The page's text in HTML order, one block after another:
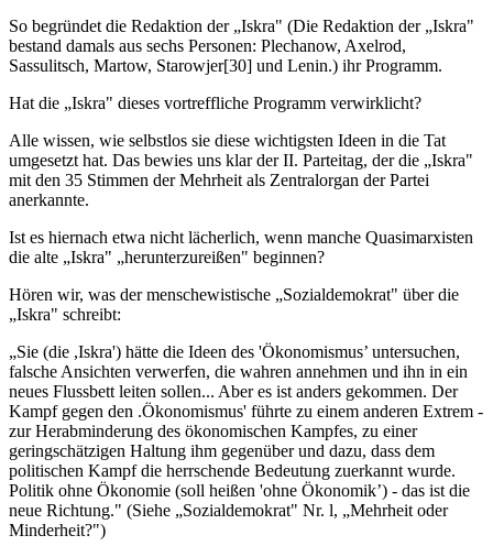
So begründet die Redaktion der „Iskra" (Die Redaktion der „Iskra"
bestand damals aus sechs Personen: Plechanow, Axelrod,
Sassulitsch, Martow, Starowjer[30] und Lenin.) ihr Programm.
Hat die „Iskra" dieses vortreffliche Programm verwirklicht?
Alle wissen, wie selbstlos sie diese wichtigsten Ideen in die Tat
umgesetzt hat. Das bewies uns klar der II. Parteitag, der die „Iskra"
mit den 35 Stimmen der Mehrheit als Zentralorgan der Partei
anerkannte.
Ist es hiernach etwa nicht lächerlich, wenn manche Quasimarxisten
die alte „Iskra" „herunterzureißen" beginnen?
Hören wir, was der menschewistische „Sozialdemokrat" über die
„Iskra" schreibt:
„Sie (die ,Iskra') hätte die Ideen des 'Ökonomismus’ untersuchen,
falsche Ansichten verwerfen, die wahren annehmen und ihn in ein
neues Flussbett leiten sollen... Aber es ist anders gekommen. Der
Kampf gegen den .Ökonomismus' führte zu einem anderen Extrem -
zur Herabminderung des ökonomischen Kampfes, zu einer
geringschätzigen Haltung ihm gegenüber und dazu, dass dem
politischen Kampf die herrschende Bedeutung zuerkannt wurde.
Politik ohne Ökonomie (soll heißen 'ohne Ökonomik’) - das ist die
neue Richtung." (Siehe „Sozialdemokrat" Nr. l, „Mehrheit oder
Minderheit?")